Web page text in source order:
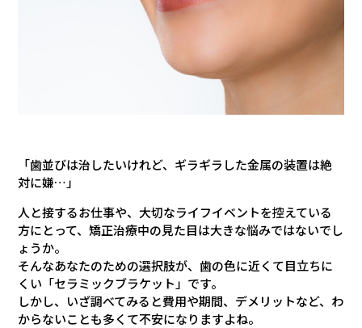
「歯並びは治したいけれど、ギラギラした金属の装置は絶
対に嫌…」
人と接するお仕事や、大切なライフイベントを控えている
方にとって、矯正治療中の見た目は大きな悩みではないでし
ょうか。
そんなあなたのための選択肢が、歯の色に近くて目立ちに
くい「セラミックブラケット」です。
しかし、いざ調べてみると費用や期間、デメリットなど、わ
からないことも多くて不安になりますよね。